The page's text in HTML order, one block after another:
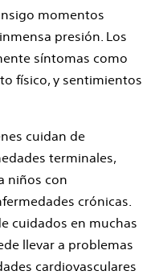
momentos
presión. Los
síntomas como
físico, y sentimientos
cuidan de
terminales,
niños con
crónicas.
cuidados en muchas
llevar a problemas
cardiovasculares